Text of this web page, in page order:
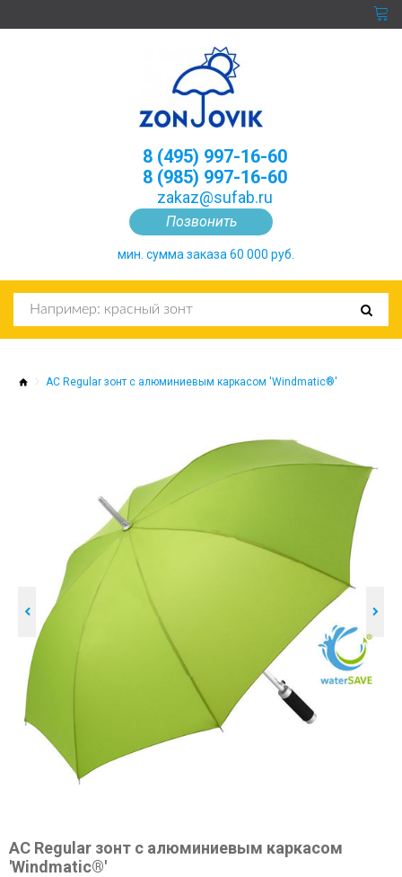
Позвонить
8 (495) 997-16-60
8 (985) 997-16-60
zakaz@sufab.ru
мин. сумма заказа 60 000 руб.
AC Regular зонт с алюминиевым каркасом 'Windmatic®'
AC Regular зонт с алюминиевым каркасом
'Windmatic®'